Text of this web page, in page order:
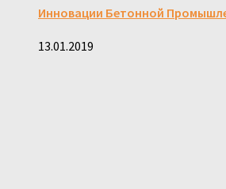
Инновации Бетонной
13.01.2019